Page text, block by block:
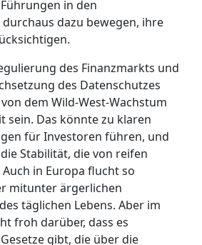
in den
dazu bewegen, ihre
des Finanzmarkts und
des Datenschutzes
dem Wild-West-Wachstum
sein. Das könnte zu klaren
für Investoren führen, und
Stabilität, die von reifen
in Europa flucht so
mitunter ärgerlichen
täglichen Lebens. Aber im
froh darüber, dass es
gibt, die über die